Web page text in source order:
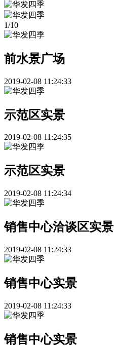
1/10
前水景广场
2019-02-08 11:24:33
示范区实景
2019-02-08 11:24:35
示范区实景
2019-02-08 11:24:34
销售中心洽谈区实景
2019-02-08 11:24:33
销售中心实景
2019-02-08 11:24:33
销售中心实景